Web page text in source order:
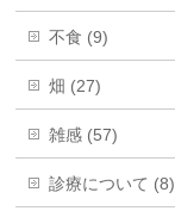
不食 (9)
畑 (27)
雑感 (57)
診療について (8)